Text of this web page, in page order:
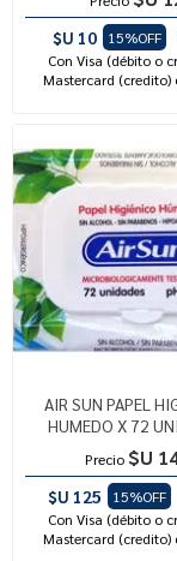
$U 10
15%OFF
Con Visa (débito o
Mastercard (credito)
AIR SUN PAPEL
HUMEDO X 72
Precio $U
$U 125
15%OFF
Con Visa (débito o
Mastercard (credito)